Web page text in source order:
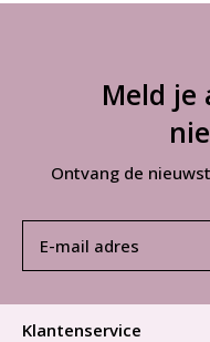
Meld je
Ontvang de
Klantenservice